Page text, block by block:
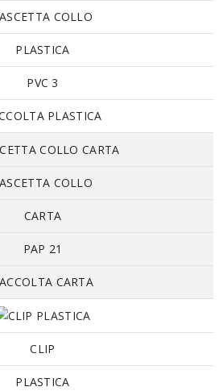
COLLO
PLASTICA
PVC 3
PLASTICA
COLLO
CARTA
PAP 21
CARTA
CLIP
PLASTICA